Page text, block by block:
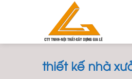
thiết kế nhà